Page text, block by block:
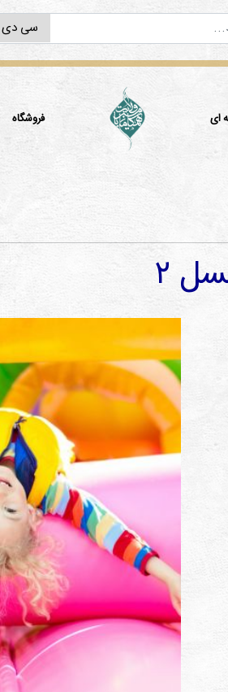
ای فروشگاه
۲